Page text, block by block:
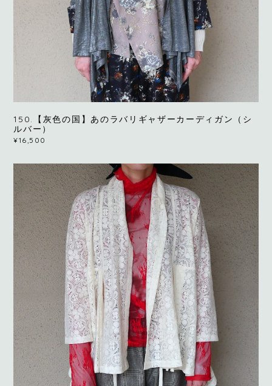
150.【灰色の国】あのラバリギャザーカーディガン（シ
ルバー）
¥16,500